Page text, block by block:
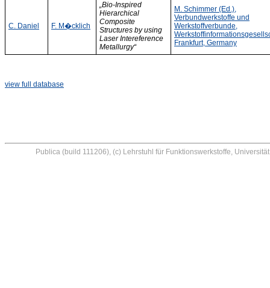
C. Daniel F. M�cklich
„Bio-Inspired
Hierarchical
Composite
Structures by using
Laser Intereference
Metallurgy“
M. Schimmer (Ed.),
Verbundwerkstoffe und
Werkstoffverbunde,
Frankfurt, Germany
view full database
Publica (build 111206), (c) Lehrstuhl für Funktionswerkstoffe,